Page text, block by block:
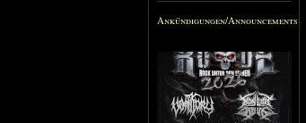
Ankündigungen/Announcements